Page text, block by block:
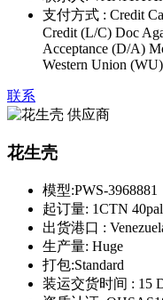
支付方式 : Credit
Credit (L/C) Doc
Acceptance (D/A)
Western Union
联系
花生壳
模型:PWS-3968881
起订量: 1CTN
出货港口 :
生产量: Huge
打包:Standard
装运交货时间 : 15